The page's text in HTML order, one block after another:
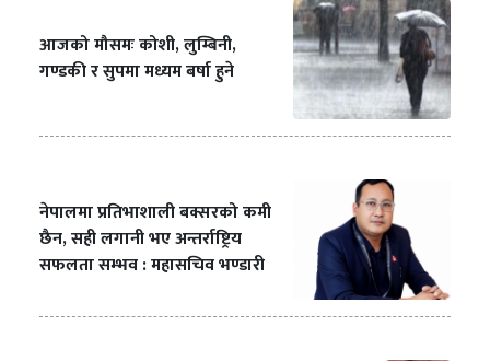
आजको मौसमः कोशी, लुम्बिनी,
गण्डकी र सुपमा मध्यम बर्षा हुने
नेपालमा प्रतिभाशाली बक्सरको कमी
छैन, सही लगानी भए अन्तर्राष्ट्रिय
सफलता सम्भव : महासचिव भण्डारी